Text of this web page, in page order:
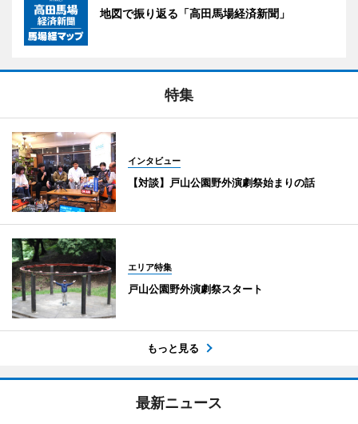
地図で振り返る「高田馬場経済新聞」
特集
インタビュー
【対談】戸山公園野外演劇祭始まりの話
エリア特集
戸山公園野外演劇祭スタート
もっと見る
最新ニュース